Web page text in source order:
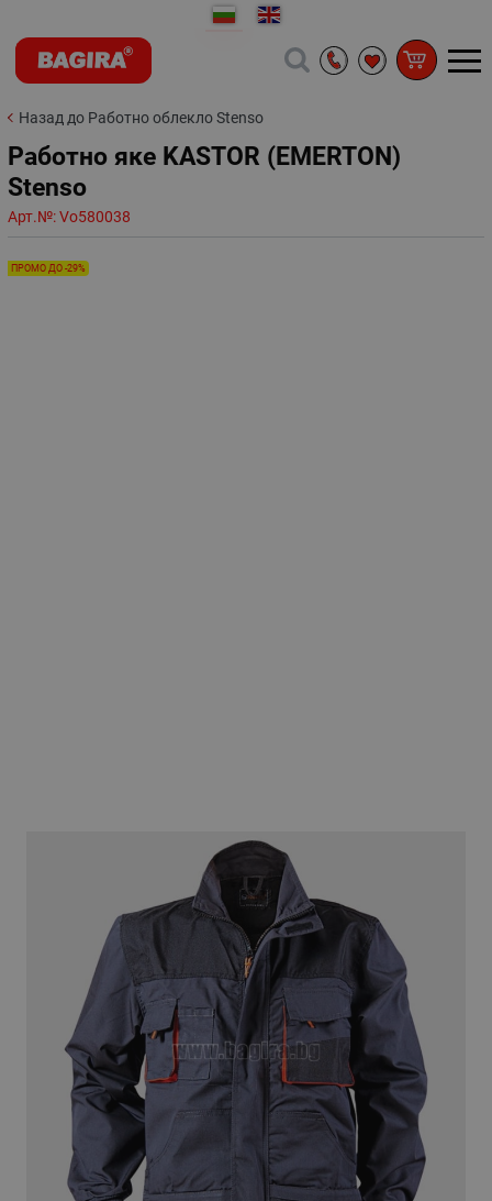
Назад до Работно облекло Stenso
Работно яке KASTOR (EMERTON)
Stenso
Арт.№:Vo580038
ПРОМО ДО -29%